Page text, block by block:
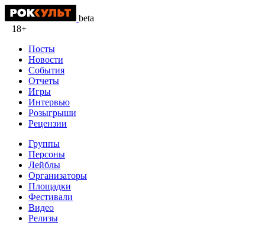
beta
18+
Посты
Новости
События
Отчеты
Игры
Интервью
Розыгрыши
Рецензии
Группы
Персоны
Лейблы
Организаторы
Площадки
Фестивали
Видео
Релизы